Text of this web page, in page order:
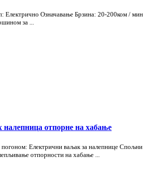
Електрично Означавање Брзина: 20-200ком
за ...
отпорне на хабање
погоном: Електрични ваљак за налепнице
отпорности на хабање ...